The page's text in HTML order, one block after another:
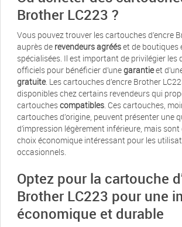
Brother LC223 ?
Vous pouvez trouver les cartouches d’encre
auprès de revendeurs agrééset de boutiques
spécialisées. Il est important de privilégier les
officiels pour bénéficier d’unegarantieet
gratuite. Les cartouches d’encre Brother
disponibles chez certains revendeurs qui
cartouchescompatibles . Ces cartouches,
cartouches d’origine, peuvent présenter une
d’impression légèrement inférieure, mais
choix économique intéressant pour les
occasionnels.
Optez pour la cartouche
Brother LC223 pour une
économique et durable